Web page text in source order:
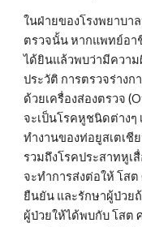
ในฝ่ายของโรงพยาบา
ตรวจนั้น หากแพทย์อา
ได้ยินแล้วพบว่ามีควา
ประวัติ การตรวจร่างก
ด้วยเครื่องส่องตรวจ
จะเป็นโรคหูชนิดต่าง
ทำงานของท่อยูสเตเ
รวมถึงโรคประสาทหูเ
จะทำการส่งต่อให้ โส
ยืนยัน และรักษาผู้ป่วย
ผู้ป่วยให้ได้พบกับ โสต